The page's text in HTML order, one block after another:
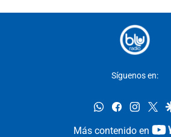
Síguenos en:
whatsappfacebook
Más contenido en